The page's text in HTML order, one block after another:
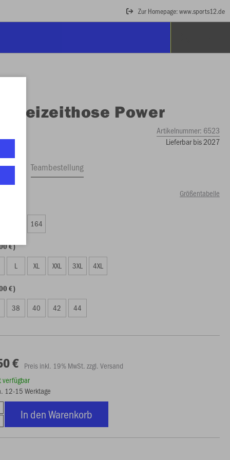
Zur Homepage: www.sports12.de
Freizeithose Power
Artikelnummer: 6523
Lieferbar bis 2027
Teambestellung
Größentabelle
164
€)
L XL XXL 3XL 4XL
€)
38 40 42 44
€ Preis inkl. 19% MwSt. zzgl. Versand
verfügbar
12-15 Werktage
In den Warenkorb